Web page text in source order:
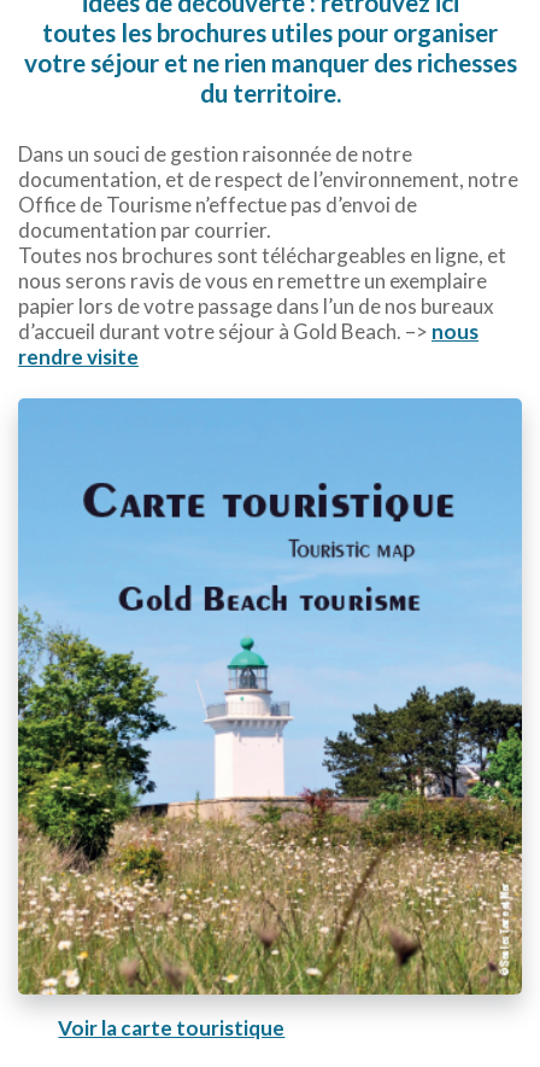
toutes les brochures utiles pour organiser
votre séjour et ne rien manquer des richesses
du territoire.
Dans un souci de gestion raisonnée de notre
documentation, et de respect de l’environnement, notre
Office de Tourisme n’effectue pas d’envoi de
documentation par courrier.
Toutes nos brochures sont téléchargeables en ligne, et
nous serons ravis de vous en remettre un exemplaire
papier lors de votre passage dans l’un de nos bureaux
d’accueil durant votre séjour à Gold Beach. –> nous
rendre visite
Voir la carte touristique